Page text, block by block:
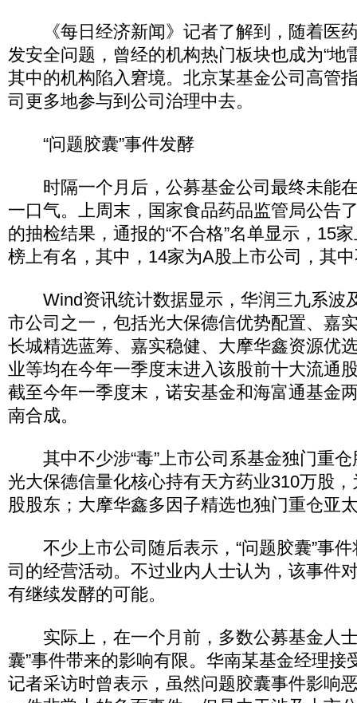
《每日经济新闻》记者了解到，随着医
发安全问题，曾经的机构热门板块也成为“地
其中的机构陷入窘境。北京某基金公司高管
司更多地参与到公司治理中去。
“问题胶囊”事件发酵
时隔一个月后，公募基金公司最终未能在
一口气。上周末，国家食品药品监管局公告
的抽检结果，通报的“不合格”名单显示，15
榜上有名，其中，14家为A股上市公司，其
Wind资讯统计数据显示，华润三九系波
市公司之一，包括光大保德信优势配置、嘉
长城精选蓝筹、嘉实稳健、大摩华鑫资源优
业等均在今年一季度末进入该股前十大流通
截至今年一季度末，诺安基金和海富通基金
南合成。
其中不少涉“毒”上市公司系基金独门重仓
光大保德信量化核心持有天方药业310万股
股股东；大摩华鑫多因子精选也独门重仓亚
不少上市公司随后表示，“问题胶囊”事件
司的经营活动。不过业内人士认为，该事件
有继续发酵的可能。
实际上，在一个月前，多数公募基金人士
囊”事件带来的影响有限。华南某基金经理接
记者采访时曾表示，虽然问题胶囊事件影响